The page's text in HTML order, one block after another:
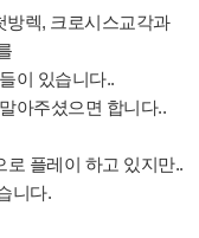
방렉, 크로시스교각과
이 있습니다..
아주셨으면 합니다..
플레이 하고 있지만..
니다.